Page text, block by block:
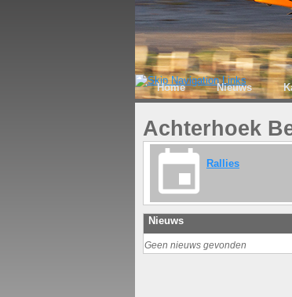
Home Nieuws
Achterhoek
Rallies
Nieuws
Geen nieuws gevonden